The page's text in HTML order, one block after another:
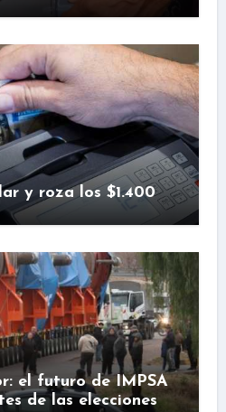
y roza los $1.400
el futuro de IMPSA
de las elecciones